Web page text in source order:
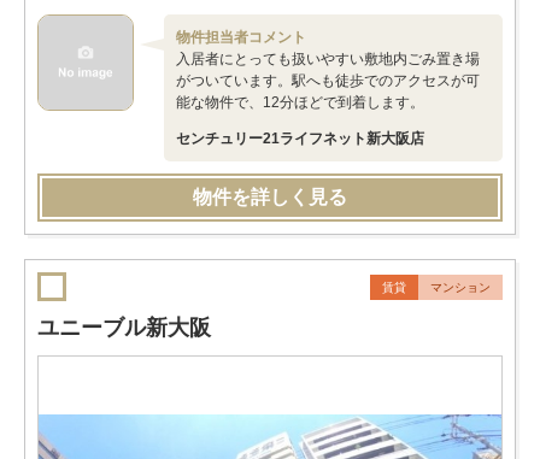
物件担当者コメント
入居者にとっても扱いやすい敷地内ごみ置き場
がついています。駅へも徒歩でのアクセスが可
能な物件で、12分ほどで到着します。
センチュリー21ライフネット新大阪店
物件を詳しく見る
賃貸 マンション
ユニーブル新大阪